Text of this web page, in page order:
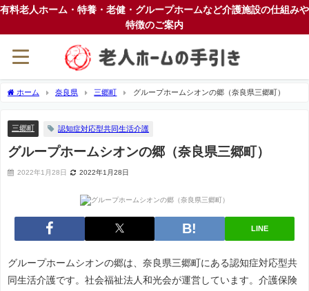
有料老人ホーム・特養・老健・グループホームなど介護施設の仕組みや
特徴のご案内
ホーム 奈良県 三郷町 グループホームシオンの郷（奈良県三郷町）
三郷町 認知症対応型共同生活介護
グループホームシオンの郷（奈良県三郷町）
2022年1月28日 2022年1月28日
LINE
グループホームシオンの郷は、奈良県三郷町にある認知症対応型共
同生活介護です。社会福祉法人和光会が運営しています。介護保険